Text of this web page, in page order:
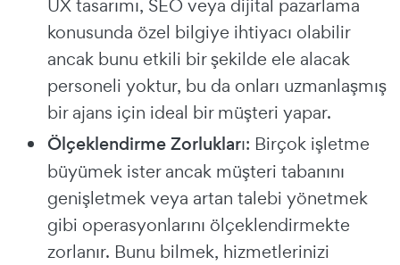
UX tasarımı, SEO veya dijital pazarlama
konusunda özel bilgiye ihtiyacı olabilir
ancak bunu etkili bir şekilde ele alacak
personeli yoktur, bu da onları uzmanlaşmış
bir ajans için ideal bir müşteri yapar.
Ölçeklendirme Zorlukları: Birçok işletme
büyümek ister ancak müşteri tabanını
genişletmek veya artan talebi yönetmek
gibi operasyonlarını ölçeklendirmekte
zorlanır. Bunu bilmek, hizmetlerinizi